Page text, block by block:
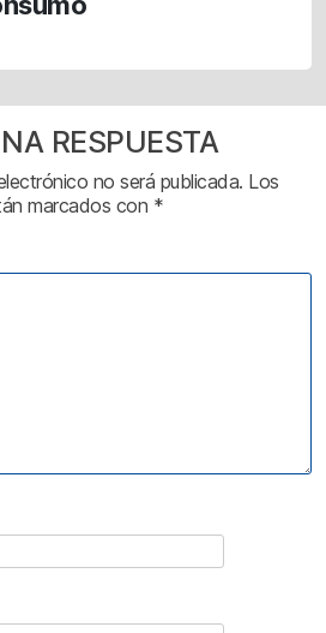
RESPUESTA
no será publicada. Los
marcados con *